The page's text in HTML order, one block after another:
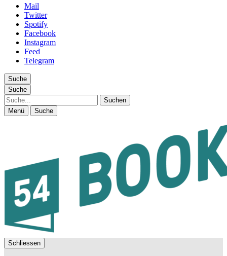
Mail
Twitter
Spotify
Facebook
Instagram
Feed
Telegram
Suche
Suche
Suche
Menü Suche
Schliessen